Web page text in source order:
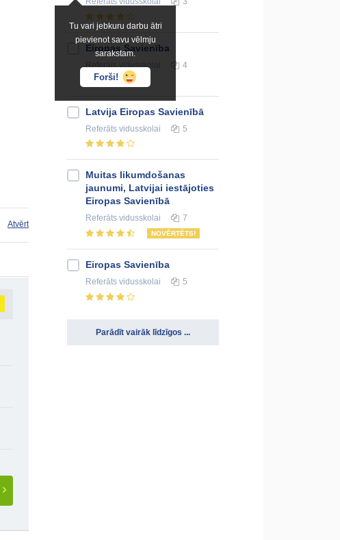
Atvērt
Tu vari jebkuru darbu ātri
pievienot savu vēlmju
sarakstam.
Forši!
Eiropas Savienība
Referātsvidusskolai 4
Latvija Eiropas Savienībā
Referāts vidusskolai 5
Muitas likumdošanas
jaunumi, Latvijai iestājoties
Eiropas Savienībā
Referāts vidusskolai 7
NOVĒRTĒTS!
Eiropas Savienība
Referāts vidusskolai 5
Parādīt vairāk līdzīgos ...